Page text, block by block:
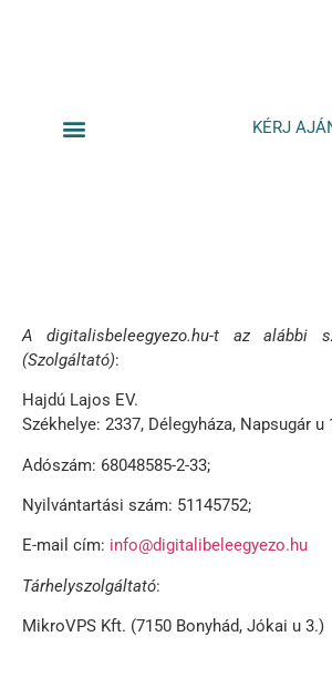
KÉRJ
A digitalisbeleegyezo.hu-t az alábbi
(Szolgáltató):
Hajdú Lajos EV.
Székhelye: 2337, Délegyháza, Napsugár u
Adószám: 68048585-2-33;
Nyilvántartási szám: 51145752;
E-mail cím: info@digitalibeleegyezo.hu
Tárhelyszolgáltató:
MikroVPS Kft. (7150 Bonyhád, Jókai u 3.)